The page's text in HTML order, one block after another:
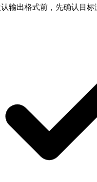
输出格式前，先确认目标